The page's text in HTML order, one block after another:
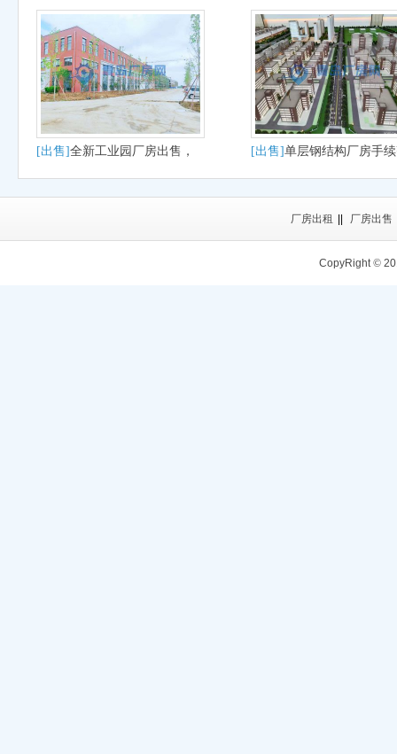
[出售]全新工业园厂房出售，
可分期按揭，50年大产权
[出售]单层钢结构厂房手
全
厂房出租 厂房出售
CopyRight©